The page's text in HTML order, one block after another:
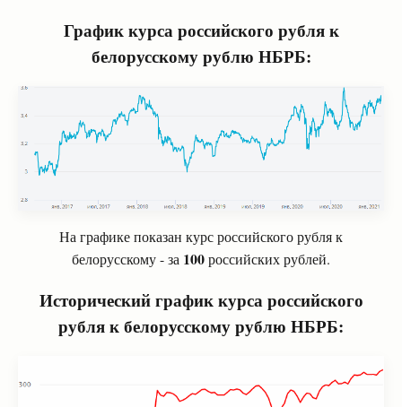
График курса российского рубля к
белорусскому рублю НБРБ:
На графике показан курс российского рубля к
белорусскому - за 100российских рублей.
Исторический график курса российского
рубля к белорусскому рублю НБРБ: